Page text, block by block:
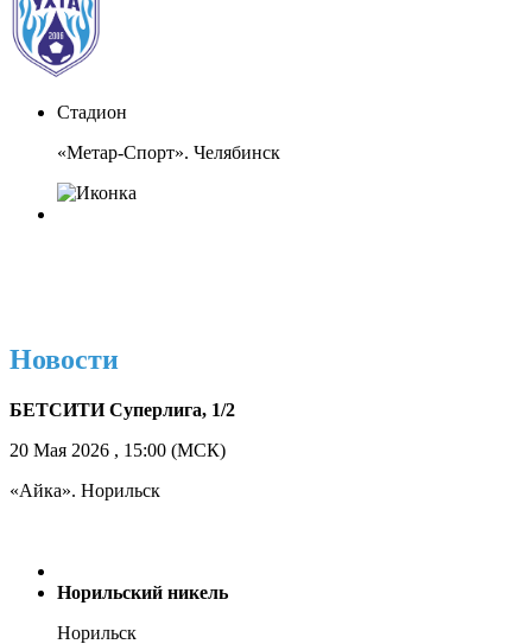
Стадион
«Метар-Спорт». Челябинск
Новости
БЕТСИТИ Суперлига, 1/2
20 Мая 2026 , 15:00 (МСК)
«Айка». Норильск
Норильский никель
Норильск